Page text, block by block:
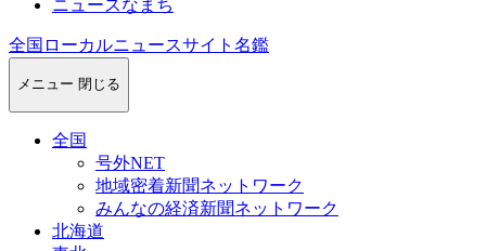
ニュースなまち
全国ローカルニュースサイト名鑑
メニュー 閉じる
全国
号外NET
地域密着新聞ネットワーク
みんなの経済新聞ネットワーク
北海道